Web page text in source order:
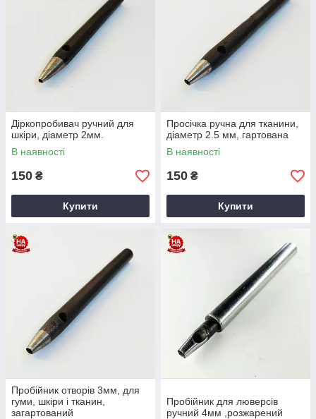
Діркопробивач ручний для
шкіри, діаметр 2мм.
В наявності
150 ₴
Купити
Просічка ручна для тканини,
діаметр 2.5 мм, гартована
В наявності
150 ₴
Купити
Пробійник отворів 3мм, для
гуми, шкіри і тканин,
загартований
Пробійник для люверсів
ручний 4мм ,розжарений